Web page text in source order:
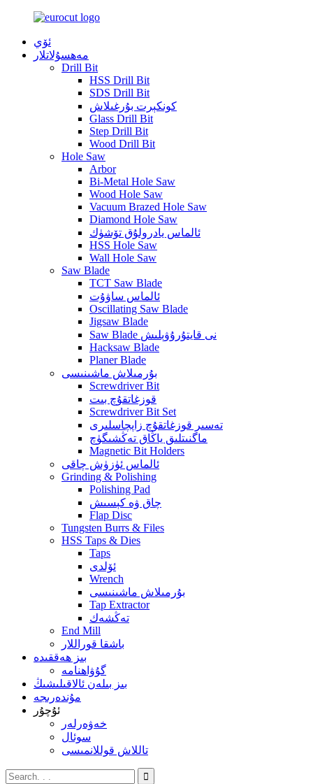
ئۆي
مەھسۇلاتلار
Drill Bit
HSS Drill Bit
SDS Drill Bit
كونكېرت بۇرغىلاش
Glass Drill Bit
Step Drill Bit
Wood Drill Bit
Hole Saw
Arbor
Bi-Metal Hole Saw
Wood Hole Saw
Vacuum Brazed Hole Saw
Diamond Hole Saw
ئالماس يادرولۇق تۆشۈك
HSS Hole Saw
Wall Hole Saw
Saw Blade
TCT Saw Blade
ئالماس ساۋۇت
Oscillating Saw Blade
Jigsaw Blade
Saw Blade نى قايتۇرۇۋېلىش
Hacksaw Blade
Planer Blade
بۇرمىلاش ماشىنىسى
Screwdriver Bit
قوزغاتقۇچ بىت
Screwdriver Bit Set
تەسىر قوزغاتقۇچ زاپچاسلىرى
ماگنىتلىق ياڭاق تەڭشىگۈچ
Magnetic Bit Holders
ئالماس ئۈزۈش چاقى
Grinding & Polishing
Polishing Pad
چاق ۋە كېسىش
Flap Disc
Tungsten Burrs & Files
HSS Taps & Dies
Taps
ئۆلدى
Wrench
بۇرمىلاش ماشىنىسى
Tap Extractor
تەڭشەك
End Mill
باشقا قوراللار
بىز ھەققىدە
گۇۋاھنامە
بىز بىلەن ئالاقىلىشىڭ
مۇندەرىجە
ئۇچۇر
خەۋەرلەر
سوئال
تاللاش قوللانمىسى